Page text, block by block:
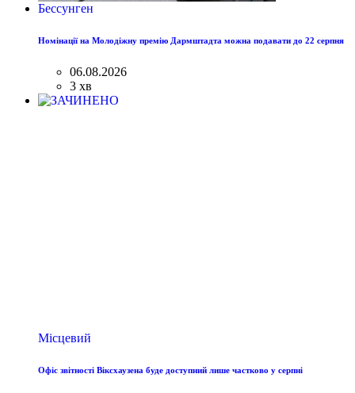
Бессунген
Номінації на Молодіжну премію Дармштадта можна подавати до 22 серпня
06.08.2026
3 хв
Місцевий
Офіс звітності Віксхаузена буде доступний лише частково у серпні